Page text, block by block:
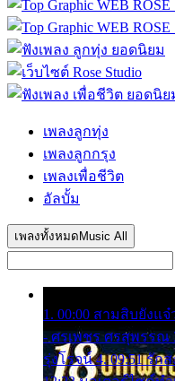
เพลงลูกทุ่ง
เพลงลูกกรุง
เพลงเพื่อชีวิต
อัลบั้ม
เพลงทั้งหมด Music All
1. 00:00 สามสิบยังแ
- ศรเพชร ศรสุพรรณ
รุ่งโรจน์ 4. 09:51 รั